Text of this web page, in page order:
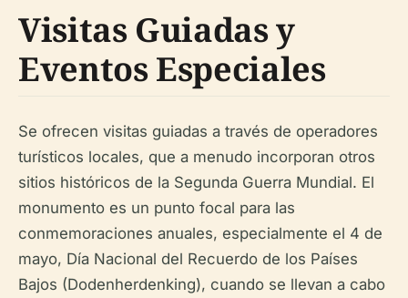
Visitas Guiadas y
Eventos Especiales
Se ofrecen visitas guiadas a través de operadores
turísticos locales, que a menudo incorporan otros
sitios históricos de la Segunda Guerra Mundial. El
monumento es un punto focal para las
conmemoraciones anuales, especialmente el 4 de
mayo, Día Nacional del Recuerdo de los Países
Bajos (Dodenherdenking), cuando se llevan a cabo